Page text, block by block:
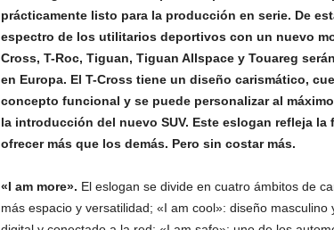
prácticamente listo para la producción en serie. De
espectro de los utilitarios deportivos con un nuevo
Cross, T-Roc, Tiguan, Tiguan Allspace y Touareg
en Europa. El T-Cross tiene un diseño carismático,
concepto funcional y se puede personalizar al
la introducción del nuevo SUV. Este eslogan refleja
ofrecer más que los demás. Pero sin costar más.
«I am more». El eslogan se divide en cuatro ámbitos de
más espacio y versatilidad; «I am cool»: diseño